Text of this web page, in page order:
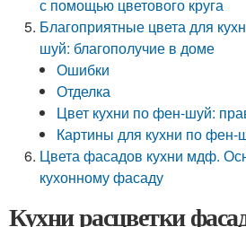
с помощью цветового круга
Благоприятные цвета для
шуй: благополучие в доме
Ошибки
Отделка
Цвет кухни по фен-шуй:
Картины для кухни по фен-
Цвета фасадов кухни мдф.
кухонному фасаду
Кухни расцветки